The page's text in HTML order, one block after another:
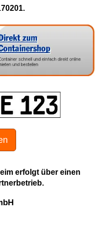
erfolgt über einen